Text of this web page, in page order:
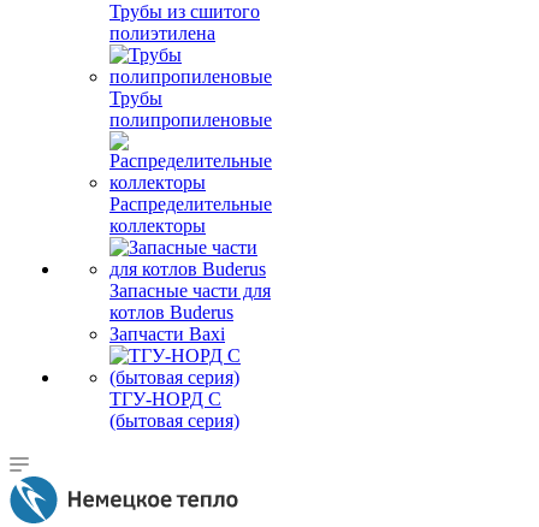
Трубы из сшитого
полиэтилена
Трубы
полипропиленовые
Распределительные
коллекторы
Запасные части для
котлов Buderus
Запчасти Baxi
ТГУ-НОРД С
(бытовая серия)